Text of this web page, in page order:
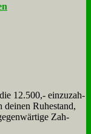
12.500,- ein­zu­zah­
Ru­he­stand,
Zah­